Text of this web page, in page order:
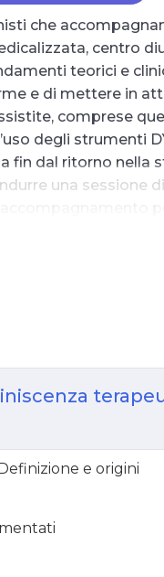
che
centro
teorici e
e di mettere in
comprese
degli strumenti
fin dal ritorno nella
una sessione
e origini